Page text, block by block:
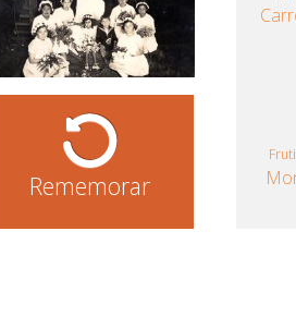
Rememorar